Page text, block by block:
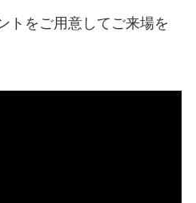
トをご用意してご来場を